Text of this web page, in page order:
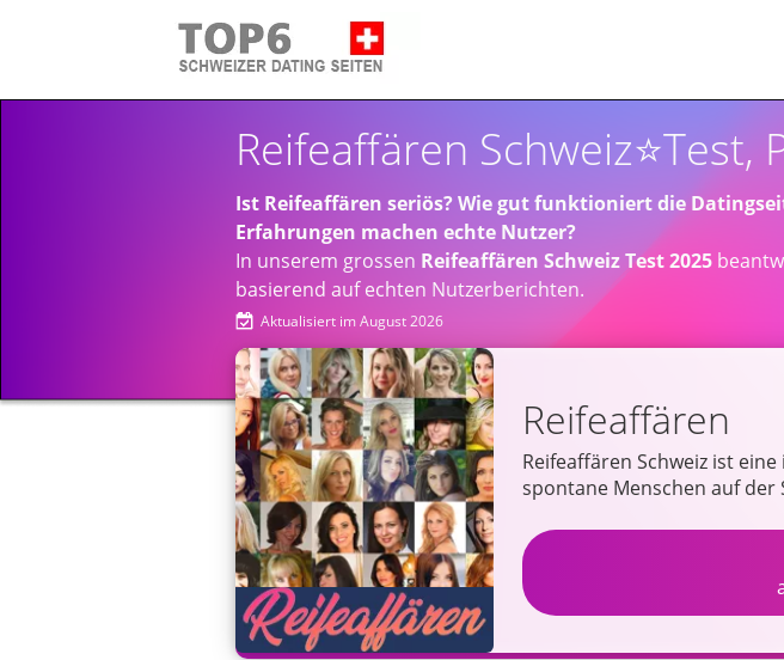
Reifeaffären
Ist Reifeaffären seriös?Wie gut funktioniert die
Erfahrungen machen echte Nutzer?
In unserem grossen Reifeaffären Schweiz Test 2025
basierend auf echten Nutzerberichten.
Aktualisiert im August 2026
Reifeaffären
Reifeaffären Schweiz ist
spontane Menschen auf der